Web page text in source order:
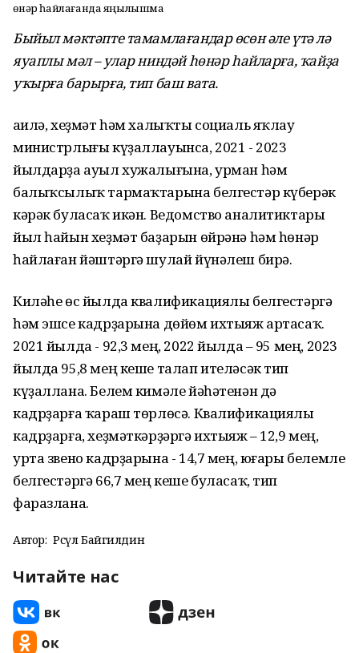
Һөнәр һайлағанда яңылышма
Быйыл мәктәпте тамамлағандар өсөн әле үтә лә
яуаплы мәл – улар ниндәй һөнәр һайларға, ҡайҙа
уҡырға барырға, тип баш вата.
Ғаилә, хеҙмәт һәм халыҡты социаль яҡлау
министрлығы күҙаллауынса, 2021 - 2023
йылдарҙа ауыл хужалығына, урман һәм
балыҡсылыҡ тармаҡтарына белгестәр күберәк
кәрәк буласаҡ икән. Ведомство аналитиктары
йыл һайын хеҙмәт баҙарын өйрәнә һәм һөнәр
һайлаған йәштәргә шулай йүнәлеш бирә.
Киләһе өс йылда квалификациялы белгестәргә
һәм эшсе кадрҙарына дөйөм ихтыяж артасаҡ.
2021 йылда - 92,3 мең, 2022 йылда – 95 мең, 2023
йылда 95,8 мең кеше талап ителәсәк тип
күҙаллана. Белем кимәле йәһәтенән дә
кадрҙарға ҡараш төрлөсә. Квалификациялы
кадрҙарға, хеҙмәткәрҙәргә ихтыяж – 12,9 мең,
урта звено кадрҙарына - 14,7 мең, юғары белемле
белгестәргә 66,7 мең кеше буласаҡ, тип
фаразлана.
Автор: Рәсүл Байгилдин
Читайте нас